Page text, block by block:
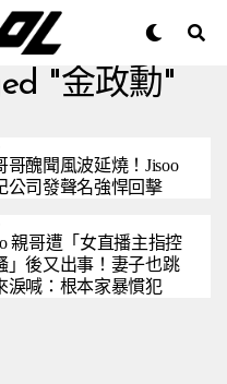
"金政勳"
哥醜聞風波延燒！Jisoo
公司發聲名強悍回擊
親哥遭「女直播主指控
」後又出事！妻子也跳
淚喊：根本家暴慣犯